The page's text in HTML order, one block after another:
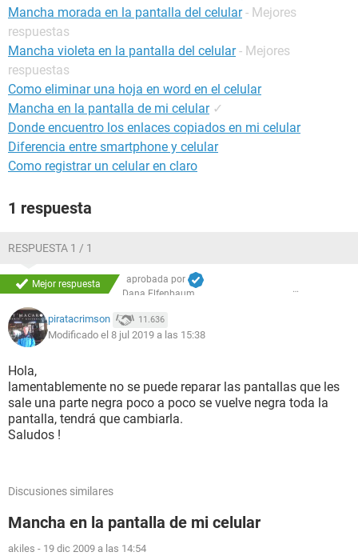
Mancha morada en la pantalla del celular - Mejores
respuestas
Mancha violeta en la pantalla del celular - Mejores
respuestas
Como eliminar una hoja en word en el celular
Mancha en la pantalla de mi celular ✓
Donde encuentro los enlaces copiados en mi celular
Diferencia entre smartphone y celular
Como registrar un celular en claro
1 respuesta
RESPUESTA 1 / 1
Mejor respuesta
aprobada por
Dana Elfenbaum
piratacrimson 11.636
Modificado el 8 jul 2019 a las 15:38
Hola,
lamentablemente no se puede reparar las pantallas que les
sale una parte negra poco a poco se vuelve negra toda la
pantalla, tendrá que cambiarla.
Saludos !
Discusiones similares
Mancha en la pantalla de mi celular
akiles - 19 dic 2009 a las 14:54